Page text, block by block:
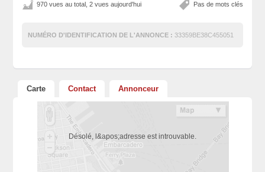
Pas de mots clés
970 vues au total, 2 vues aujourd'hui
NUMÉRO D'IDENTIFICATION DE L'ANNONCE : 33359BE38C455051
Carte Contact Annonceur
Désolé, l&apos;adresse est introuvable.